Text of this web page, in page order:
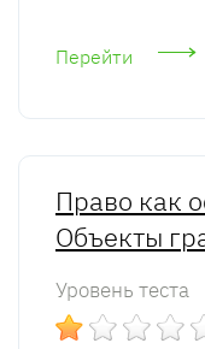
Перейти
Право как
Объекты
Уровень теста